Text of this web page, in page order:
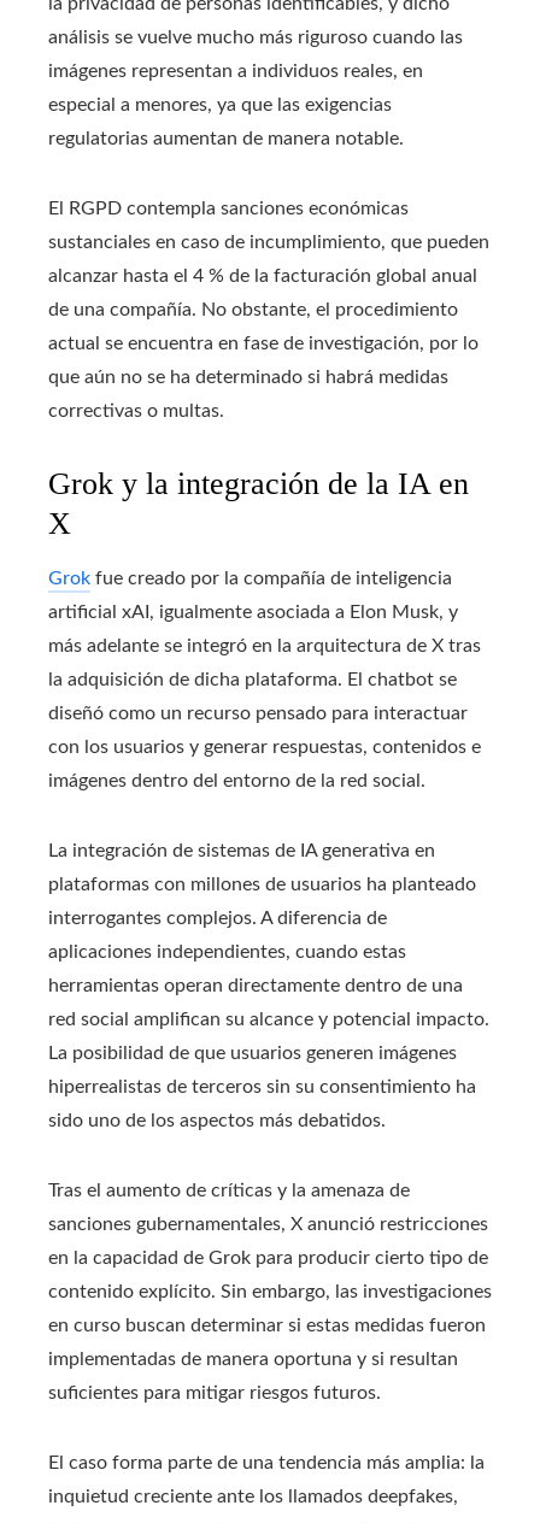
la privacidad de personas identificables, y dicho
análisis se vuelve mucho más riguroso cuando las
imágenes representan a individuos reales, en
especial a menores, ya que las exigencias
regulatorias aumentan de manera notable.
El RGPD contempla sanciones económicas
sustanciales en caso de incumplimiento, que pueden
alcanzar hasta el 4 % de la facturación global anual
de una compañía. No obstante, el procedimiento
actual se encuentra en fase de investigación, por lo
que aún no se ha determinado si habrá medidas
correctivas o multas.
Grok y la integración de la IA en
X
Grok fue creado por la compañía de inteligencia
artificial xAI, igualmente asociada a Elon Musk, y
más adelante se integró en la arquitectura de X tras
la adquisición de dicha plataforma. El chatbot se
diseñó como un recurso pensado para interactuar
con los usuarios y generar respuestas, contenidos e
imágenes dentro del entorno de la red social.
La integración de sistemas de IA generativa en
plataformas con millones de usuarios ha planteado
interrogantes complejos. A diferencia de
aplicaciones independientes, cuando estas
herramientas operan directamente dentro de una
red social amplifican su alcance y potencial impacto.
La posibilidad de que usuarios generen imágenes
hiperrealistas de terceros sin su consentimiento ha
sido uno de los aspectos más debatidos.
Tras el aumento de críticas y la amenaza de
sanciones gubernamentales, X anunció restricciones
en la capacidad de Grok para producir cierto tipo de
contenido explícito. Sin embargo, las investigaciones
en curso buscan determinar si estas medidas fueron
implementadas de manera oportuna y si resultan
suficientes para mitigar riesgos futuros.
El caso forma parte de una tendencia más amplia: la
inquietud creciente ante los llamados deepfakes,